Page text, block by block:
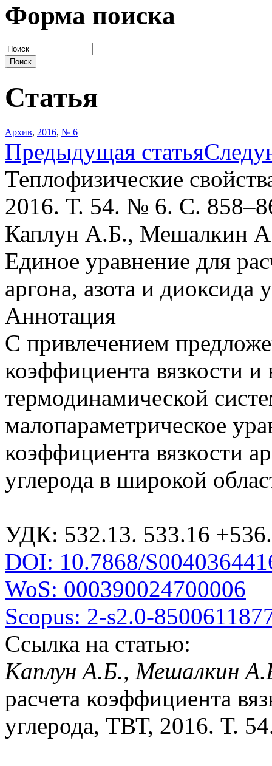
Форма поиска
Статья
Архив, 2016, № 6
Предыдущая статья
Теплофизические
2016. Т. 54. № 6. С.
Каплун А.Б., Мешалкин
Единое уравнение для
аргона, азота и диоксида
Аннотация
С привлечением
коэффициента вязкости и
термодинамической
малопараметрическое
коэффициента вязкости
углерода в широкой
УДК: 532.13. 533.16
DOI: 10.7868/
WoS: 000390024700006
Scopus: 2-s2.0-
Ссылка на статью:
Каплун А.Б., Мешалкин
расчета коэффициента
углерода, ТВТ, 2016. Т.